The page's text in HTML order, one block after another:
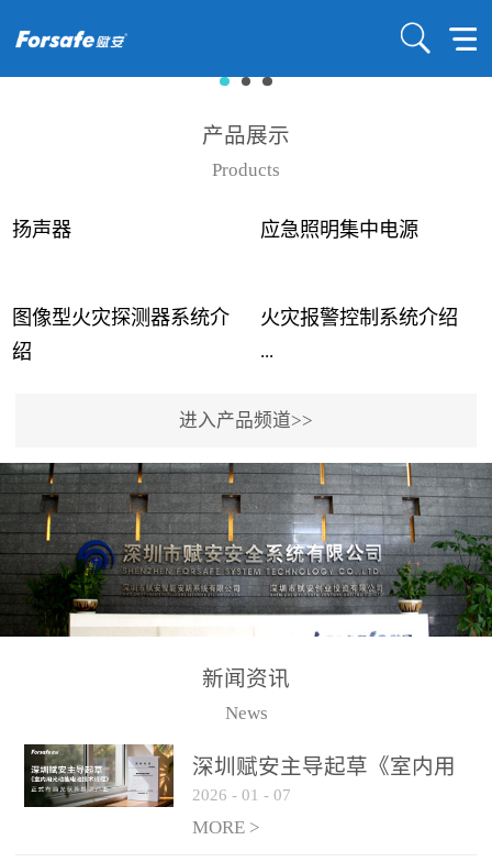
产品展示
Products
扬声器 应急照明集中电源
图像型火灾探测器系统介
绍
...
事故频发，传统的火灾探
测方法已无法满足要求。
尤其是目前众多的大型影
剧院、会议展览中心、体
育馆、大型仓库和隧道空
间等，其建筑结构特殊、
火灾隐患多。一旦发生火
传统的火灾关测器无法被
及时缺发，不能及早发现
和有效扑救火火，这不仅
火灾报警控制系统介绍
...
用了具有仲裁机制和冗余
校验的总线传输技术、线
路状态检测与保护技术、
后向光电感烟探测技术、
高可靠的系统抗干扰技术
等多项专利技术和专有技
警领域三十多年技术积累
和工程实践的结晶。
进入产品频道>>
新闻资讯
News
深圳赋安主导起草《室内用
光动能电池技术规程》 正式
布局光伏新能源产业
2026 - 01 - 07
MORE >